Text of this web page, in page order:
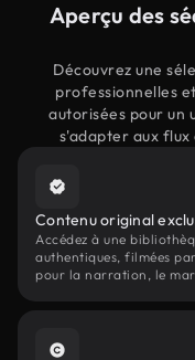
Aperçu des
Découvrez une
professionnelles
autorisées pour un
s'adapter aux
Contenu original
Accédez à une
authentiques, filmées
pour la narration, le